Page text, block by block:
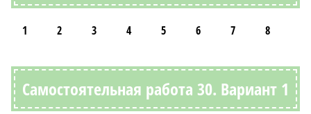
1 2 3 4 5 6 7 8
Самостоятельная работа 30. Вариант 1